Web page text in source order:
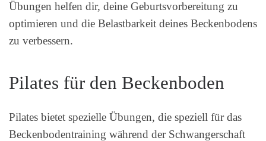
Übungen helfen dir, deine Geburtsvorbereitung zu
optimieren und die Belastbarkeit deines Beckenbodens
zu verbessern.
Pilates für den Beckenboden
Pilates bietet spezielle Übungen, die speziell für das
Beckenbodentraining während der Schwangerschaft